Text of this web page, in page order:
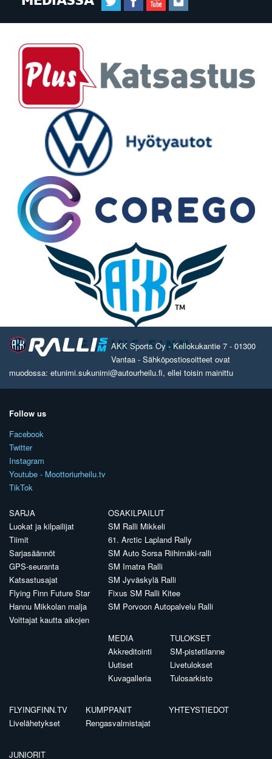
AKK Sports Oy - Kellokukantie 7 - 01300
Vantaa - Sähköpostiosoitteet ovat
muodossa: etunimi.sukunimi@autourheilu.fi, ellei toisin mainittu
Follow us
Facebook
Twitter
Instagram
Youtube - Moottoriurheilu.tv
TikTok
SARJA
Luokat ja kilpailijat
Tiimit
Sarjasäännöt
GPS-seuranta
Katsastusajat
Flying Finn Future Star
Hannu Mikkolan malja
Voittajat kautta aikojen
OSAKILPAILUT
SM Ralli Mikkeli
61. Arctic Lapland Rally
SM Auto Sorsa Riihimäki-ralli
SM Imatra Ralli
SM Jyväskylä Ralli
Fixus SM Ralli Kitee
SM Porvoon Autopalvelu Ralli
MEDIA
Akkreditointi
Uutiset
Kuvagalleria
TULOKSET
SM-pistetilanne
Livetulokset
Tulosarkisto
FLYINGFINN.TV
Livelähetykset
KUMPPANIT
Rengasvalmistajat
YHTEYSTIEDOT
JUNIORIT